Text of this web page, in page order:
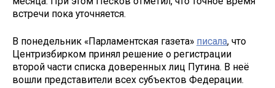
встречи пока уточняется.
В понедельник «Парламентская газета» писала, что
Центризбирком принял решение о регистрации
второй части списка доверенных лиц Путина. В неё
вошли представители всех субъектов Федерации.